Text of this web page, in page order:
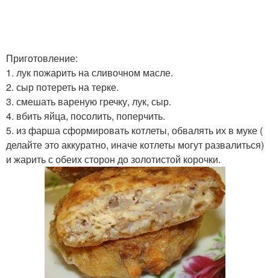
Приготовление:
1. лук пожарить на сливочном масле.
2. сыр потереть на терке.
3. смешать вареную гречку, лук, сыр.
4. вбить яйца, посолить, поперчить.
5. из фарша сформировать котлеты, обвалять их в муке (
делайте это аккуратно, иначе котлеты могут развалиться)
и жарить с обеих сторон до золотистой корочки.